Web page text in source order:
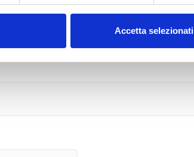
Accetta selezionati